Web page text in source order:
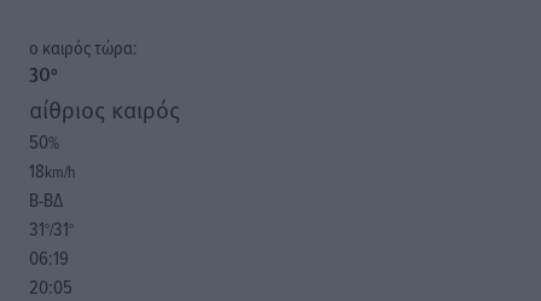
o καιρός τώρα:
30°
αίθριος καιρός
50%
18km/h
Β-ΒΔ
31°/31°
06:19
20:05